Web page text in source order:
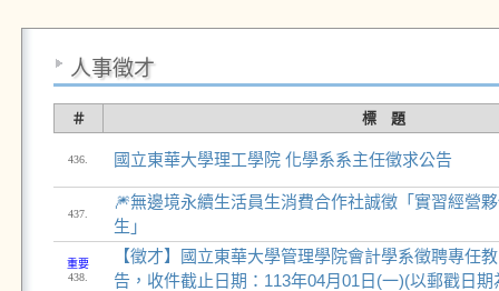
人事徵才
＃ 標 題
436. 國立東華大學理工學院 化學系系主任徵求公告
437.
🎆無邊境永續生活員生消費合作社誠徵「實習經營
生」
重要
438.
【徵才】國立東華大學管理學院會計學系徵聘專任
告，收件截止日期：113年04月01日(一)(以郵戳日期